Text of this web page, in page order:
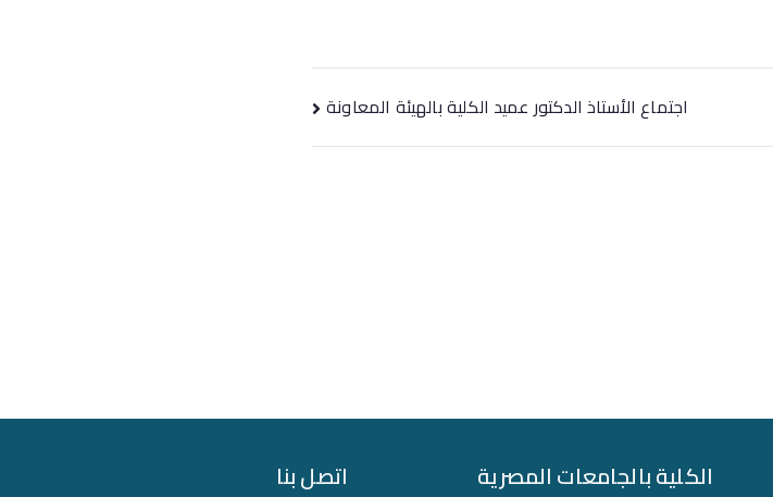
اجتماع الأستاذ الدكتور عميد الكلية بالهيئة المعاونة
الكلية بالجامعات المصرية اتصل بنا